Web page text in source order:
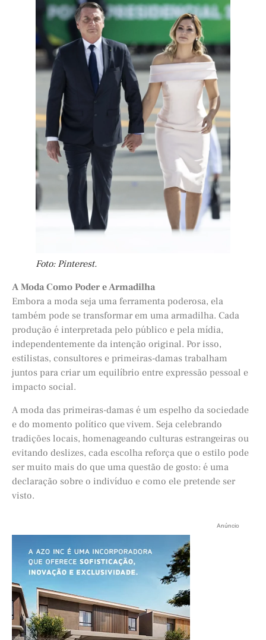
Foto: Pinterest.
A Moda Como Poder e Armadilha
Embora a moda seja uma ferramenta poderosa, ela
também pode se transformar em uma armadilha. Cada
produção é interpretada pelo público e pela mídia,
independentemente da intenção original. Por isso,
estilistas, consultores e primeiras-damas trabalham
juntos para criar um equilíbrio entre expressão pessoal e
impacto social.
A moda das primeiras-damas é um espelho da sociedade
e do momento político que vivem. Seja celebrando
tradições locais, homenageando culturas estrangeiras ou
evitando deslizes, cada escolha reforça que o estilo pode
ser muito mais do que uma questão de gosto: é uma
declaração sobre o indivíduo e como ele pretende ser
visto.
Anúncio